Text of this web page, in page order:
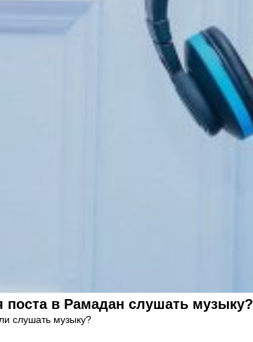
в Рамадан слушать музыку?
слушать музыку?